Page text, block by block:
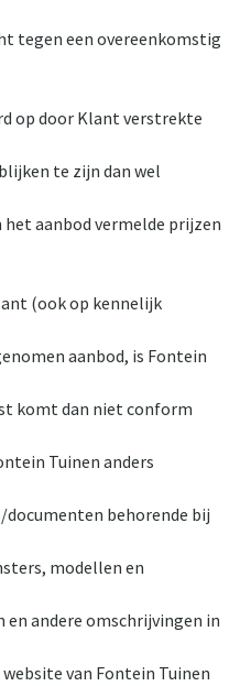
tegen een overeenkomstig
op door Klant verstrekte
te zijn dan wel
aanbod vermelde prijzen
(ook op kennelijk
aanbod, is Fontein
komt dan niet conform
Tuinen anders
behorende bij
modellen en
andere omschrijvingen in
van Fontein Tuinen